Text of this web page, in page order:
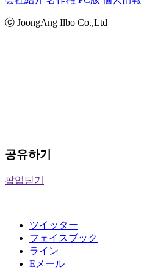
ⓒ JoongAng Ilbo Co.,Ltd
공유하기
팝업닫기
ツイッター
フェイスブック
ライン
Eメール